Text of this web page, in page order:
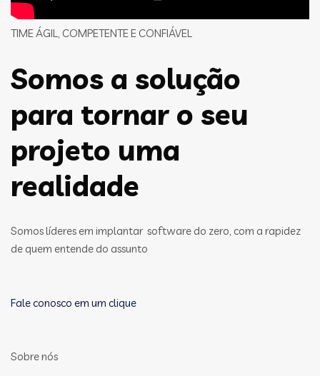
TIME ÁGIL, COMPETENTE E CONFIÁVEL
Somos a solução
para tornar o seu
projeto uma
realidade
Somos líderes em implantar software do zero, com a rapidez
de quem entende do assunto
Fale conosco em um clique
Sobre nós